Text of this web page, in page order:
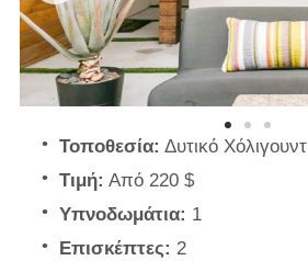
Τοποθεσία: Δυτικό Χόλιγουντ
Τιμή: Από 220 $
Υπνοδωμάτια: 1
Επισκέπτες: 2